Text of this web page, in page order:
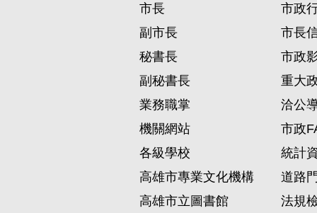
市長
副市長
秘書長
副秘書長
業務職掌
機關網站
各級學校
高雄市專業文化機構
高雄市立圖書館
市政
市長
市政
重大
洽公
市政
統計
道路
法規